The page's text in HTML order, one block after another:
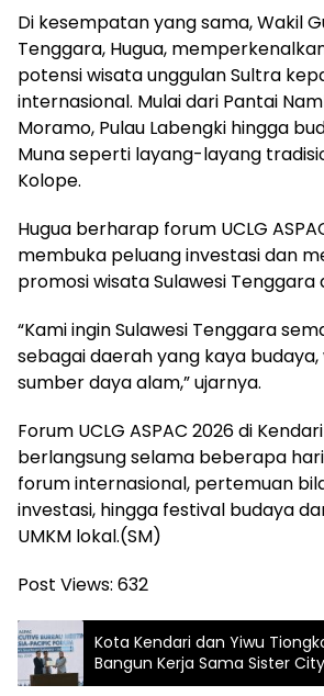
Di kesempatan yang sama, Wakil
Tenggara, Hugua,
potensi wisata unggulan Sultra
internasional. Mulai dari Pantai
Moramo, Pulau Labengki hingga
Muna seperti layang-layang
Kolope.
Hugua berharap forum UCLG
membuka peluang investasi dan
promosi wisata Sulawesi Tenggara
“Kami ingin Sulawesi Tenggara
sebagai daerah yang kaya budaya,
sumber daya alam,” ujarnya.
Forum UCLG ASPAC 2026 di
berlangsung selama beberapa
forum internasional, pertemuan
investasi, hingga festival budaya
UMKM lokal.(SM)
Post Views: 632
Kota Kendari dan Yiwu
Bangun Kerja Sama Sister
UCLG ASPAC 2026